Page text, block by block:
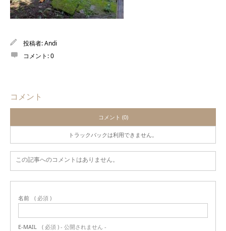
投稿者:Andi
コメント:0
コメント
コメント (0)
トラックバックは利用できません。
この記事へのコメントはありません。
名前 ( 必須 )
E-MAIL ( 必須 ) - 公開されません -